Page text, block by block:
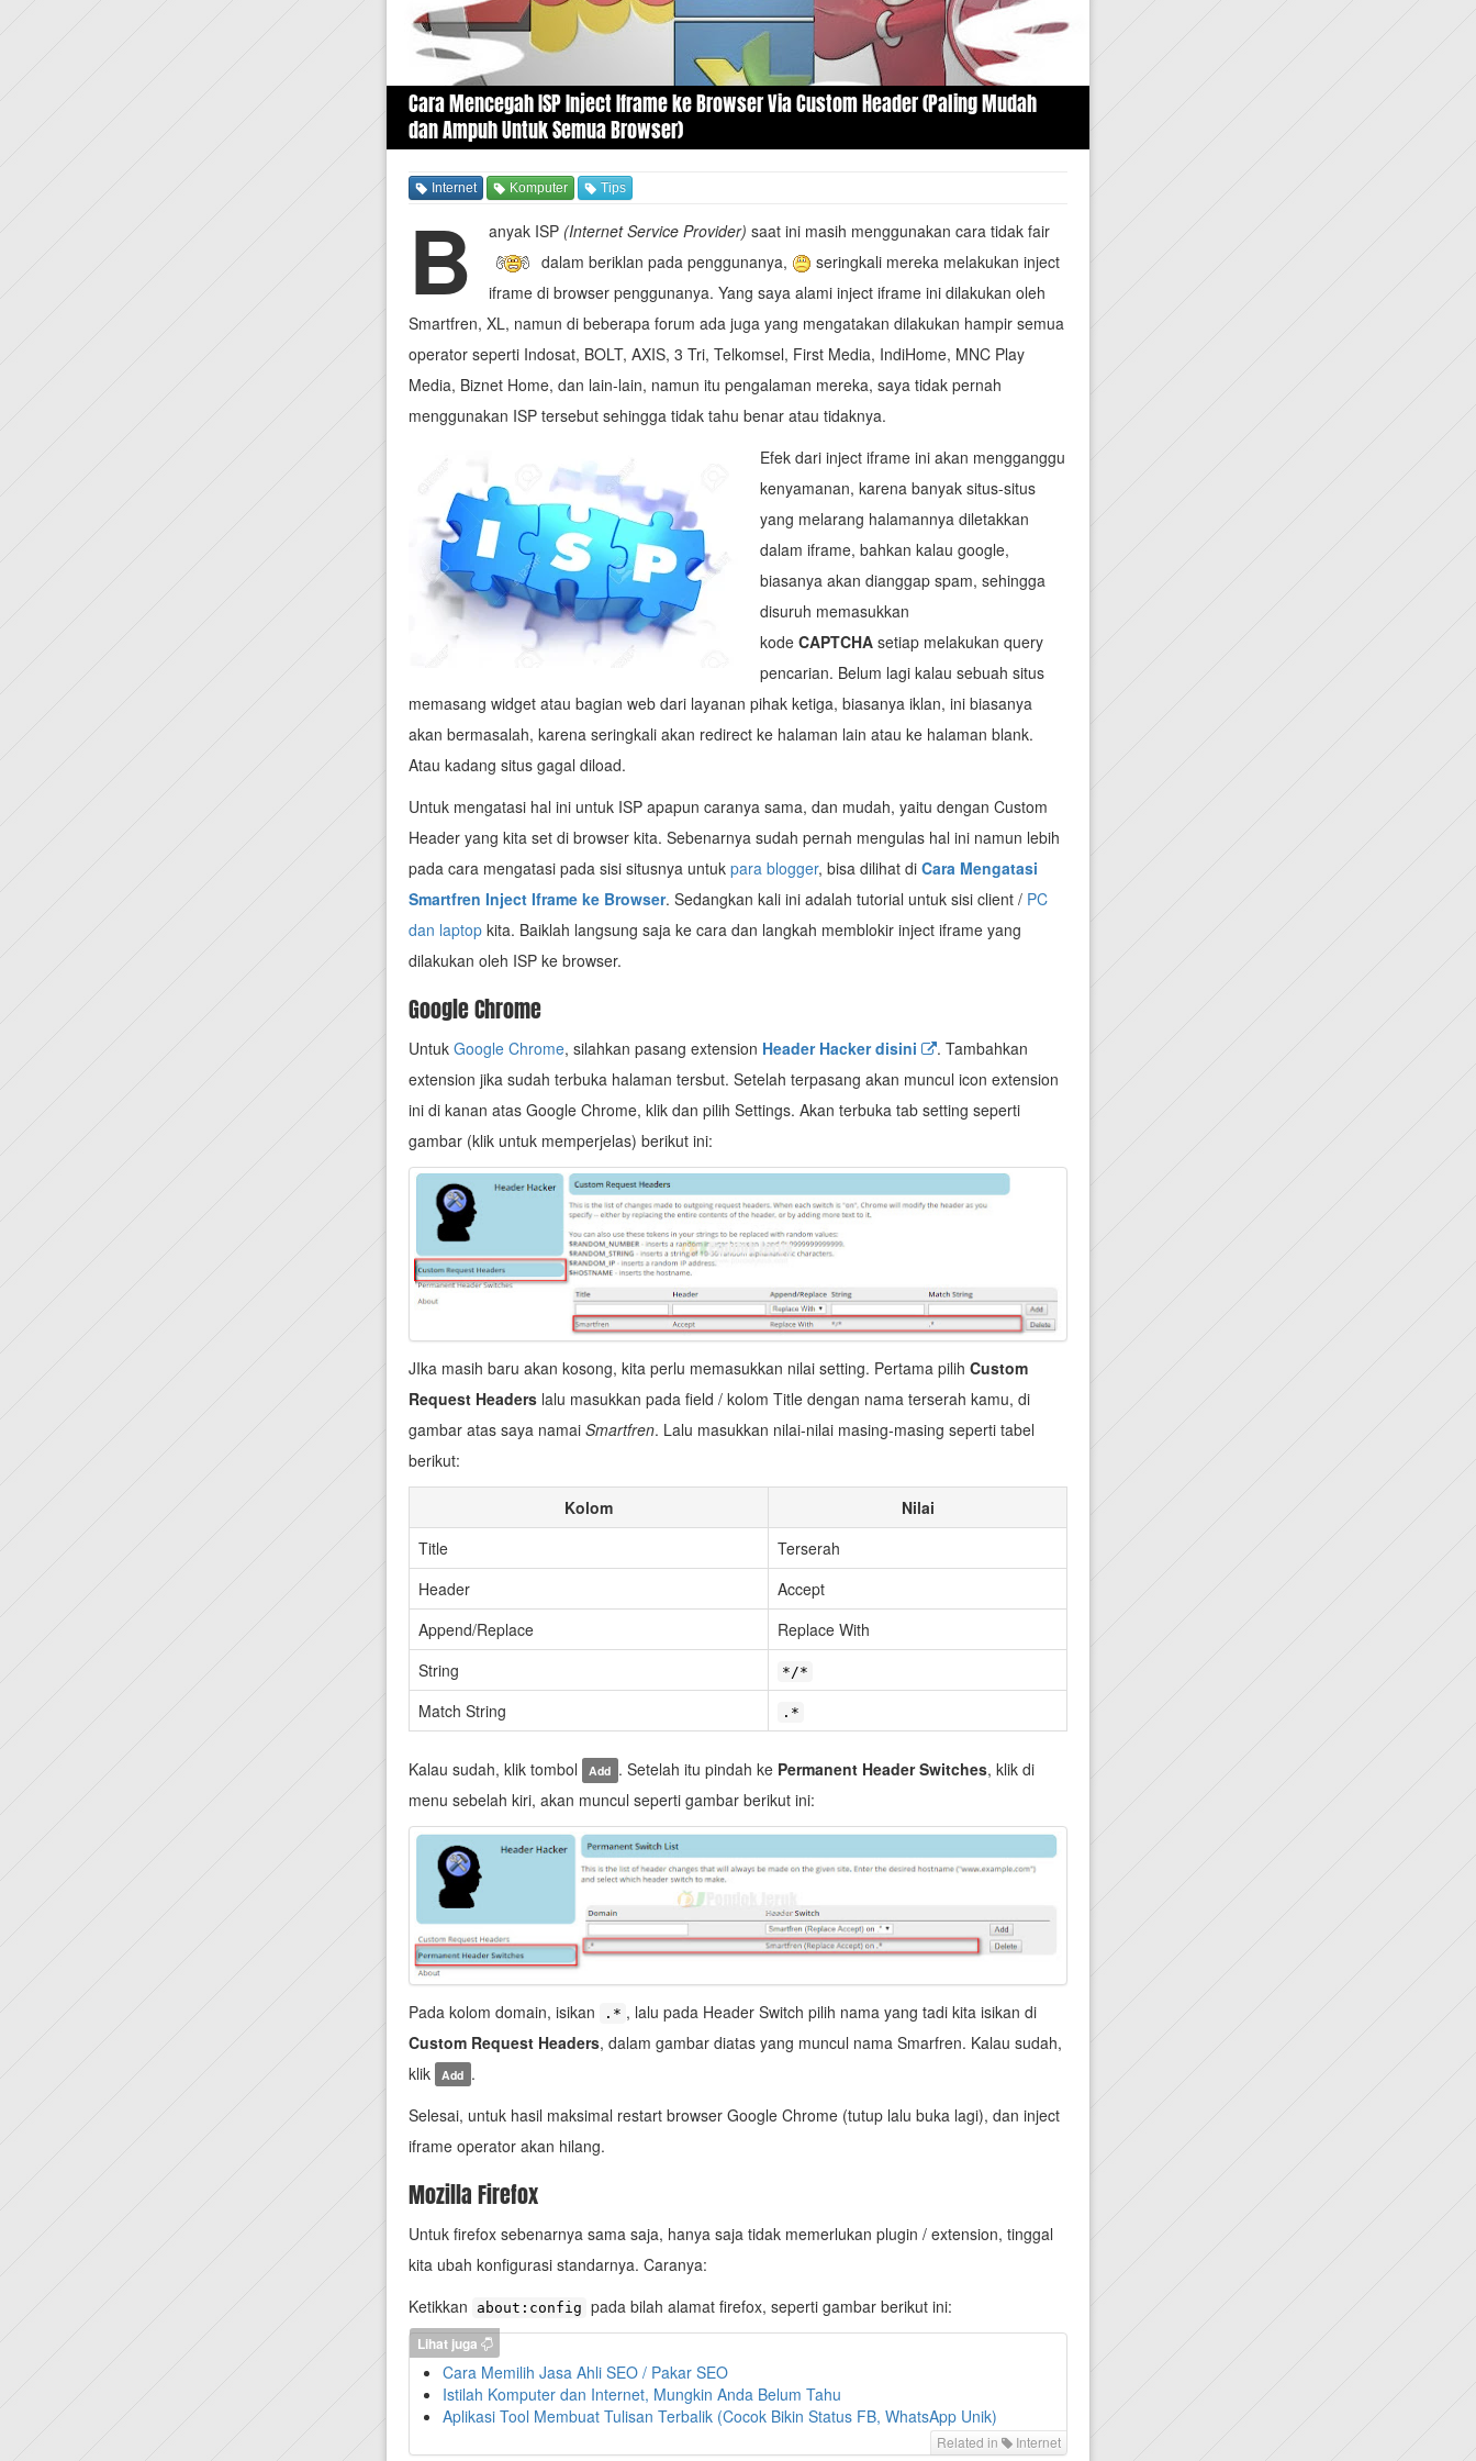
Cara Mencegah ISP Inject Iframe ke Browser Via Custom Header (Paling Mudah
dan Ampuh Untuk Semua Browser)
Internet Komputer Tips
B anyak ISP (Internet Service Provider) saat ini masih menggunakan cara tidak fair
dalam beriklan pada penggunanya,
seringkali mereka melakukan inject
iframe di browser penggunanya. Yang saya alami inject iframe ini dilakukan oleh
Smartfren, XL, namun di beberapa forum ada juga yang mengatakan dilakukan hampir semua
operator seperti Indosat, BOLT, AXIS, 3 Tri, Telkomsel, First Media, IndiHome, MNC Play
Media, Biznet Home, dan lain-lain, namun itu pengalaman mereka, saya tidak pernah
menggunakan ISP tersebut sehingga tidak tahu benar atau tidaknya.
Efek dari inject iframe ini akan mengganggu
kenyamanan, karena banyak situs-situs
yang melarang halamannya diletakkan
dalam iframe, bahkan kalau google,
biasanya akan dianggap spam, sehingga
disuruh memasukkan
kode CAPTCHA setiap melakukan query
pencarian. Belum lagi kalau sebuah situs
memasang widget atau bagian web dari layanan pihak ketiga, biasanya iklan, ini biasanya
akan bermasalah, karena seringkali akan redirect ke halaman lain atau ke halaman blank.
Atau kadang situs gagal diload.
Untuk mengatasi hal ini untuk ISP apapun caranya sama, dan mudah, yaitu dengan Custom
Header yang kita set di browser kita. Sebenarnya sudah pernah mengulas hal ini namun lebih
pada cara mengatasi pada sisi situsnya untuk para blogger, bisa dilihat di Cara Mengatasi
Smartfren Inject Iframe ke Browser. Sedangkan kali ini adalah tutorial untuk sisi client / PC
dan laptop kita. Baiklah langsung saja ke cara dan langkah memblokir inject iframe yang
dilakukan oleh ISP ke browser.
Google Chrome
Untuk Google Chrome, silahkan pasang extension Header Hacker disini
. Tambahkan
extension jika sudah terbuka halaman tersbut. Setelah terpasang akan muncul icon extension
ini di kanan atas Google Chrome, klik dan pilih Settings. Akan terbuka tab setting seperti
gambar (klik untuk memperjelas) berikut ini:
JIka masih baru akan kosong, kita perlu memasukkan nilai setting. Pertama pilih Custom
Request Headers lalu masukkan pada field / kolom Title dengan nama terserah kamu, di
gambar atas saya namai Smartfren. Lalu masukkan nilai-nilai masing-masing seperti tabel
berikut:
Kolom
Nilai
Title
Terserah
Header
Accept
Append/Replace
Replace With
String
*/*
Match String .*
Kalau sudah, klik tombol Add . Setelah itu pindah ke Permanent Header Switches, klik di
menu sebelah kiri, akan muncul seperti gambar berikut ini:
Pada kolom domain, isikan .* , lalu pada Header Switch pilih nama yang tadi kita isikan di
Custom Request Headers, dalam gambar diatas yang muncul nama Smarfren. Kalau sudah,
klik
Add .
Selesai, untuk hasil maksimal restart browser Google Chrome (tutup lalu buka lagi), dan inject
iframe operator akan hilang.
Mozilla Firefox
Untuk firefox sebenarnya sama saja, hanya saja tidak memerlukan plugin / extension, tinggal
kita ubah konfigurasi standarnya. Caranya:
Ketikkan
about:config pada bilah alamat firefox, seperti gambar berikut ini:
Lihat juga
Cara Memilih Jasa Ahli SEO / Pakar SEO
Istilah Komputer dan Internet, Mungkin Anda Belum Tahu
Aplikasi Tool Membuat Tulisan Terbalik (Cocok Bikin Status FB, WhatsApp Unik)
Related in Internet